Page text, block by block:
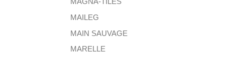
MAILEG
MAIN SAUVAGE
MARELLE